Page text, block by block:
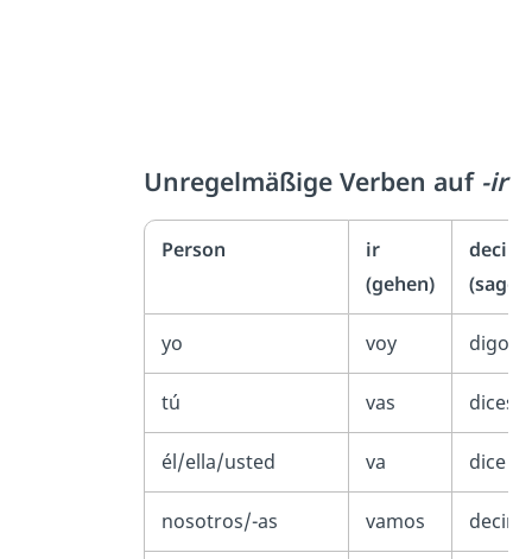
Unregelmäßige Verben auf -ir
Person
ir
(gehen)
decir
yo voy digo
tú vas dices
él/ella/usted va dice
nosotros/-as vamos